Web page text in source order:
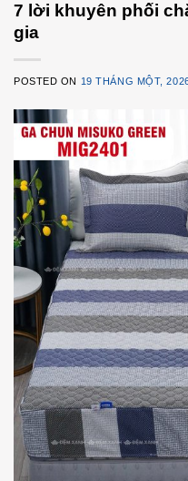
7 lời khuyên phối
gia
POSTED ON 19 THÁNG MỘT,